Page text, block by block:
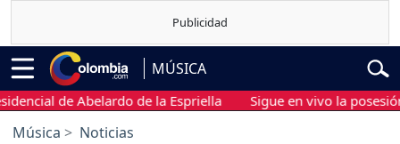
MÚSICA
de Abelardo de la Espriella Sigue en vivo la posesión
Música Noticias